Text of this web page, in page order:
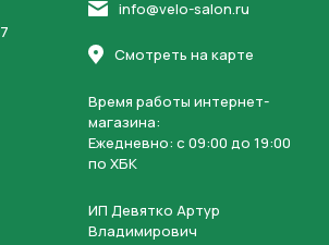
info@velo-salon.ru
Смотреть на карте
Время работы интернет-
магазина:
Ежедневно: c 09:00 до 19:00
по ХБК
ИП Девятко Артур
Владимирович